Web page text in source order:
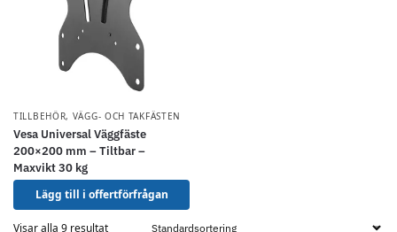
TILLBEHÖR, VÄGG- OCH TAKFÄSTEN
Vesa Universal Väggfäste
200×200 mm – Tiltbar –
Maxvikt 30 kg
Lägg till i offertförfrågan
Visar alla 9 resultat